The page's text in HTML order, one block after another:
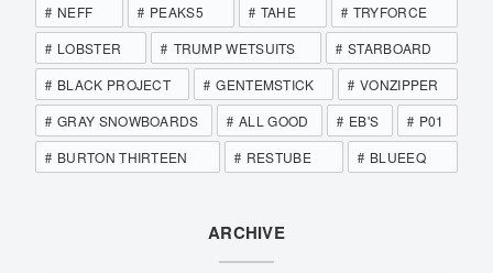
NEFF
PEAKS5 TAHE
TRYFORCE
LOBSTER
TRUMP WETSUITS
STARBOARD
BLACK PROJECT
GENTEMSTICK
VONZIPPER
GRAY SNOWBOARDS
ALL GOOD EB'S
P01
BURTON THIRTEEN
RESTUBE BLUEEQ
ARCHIVE